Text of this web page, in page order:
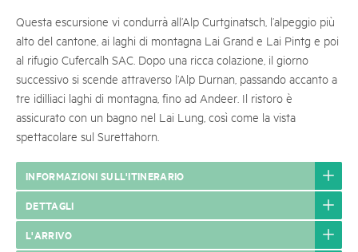
Questa escursione vi condurrà all’Alp Curtginatsch, l’alpeggio più
alto del cantone, ai laghi di montagna Lai Grand e Lai Pintg e poi
al rifugio Cufercalh SAC. Dopo una ricca colazione, il giorno
successivo si scende attraverso l’Alp Durnan, passando accanto a
tre idilliaci laghi di montagna, fino ad Andeer. Il ristoro è
assicurato con un bagno nel Lai Lung, così come la vista
spettacolare sul Surettahorn.
INFORMAZIONI SULL'ITINERARIO
DETTAGLI
L'ARRIVO